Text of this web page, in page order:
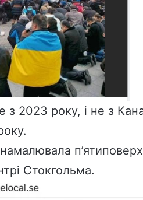
з 2023 року, і не з
намалювала
Стокгольма.